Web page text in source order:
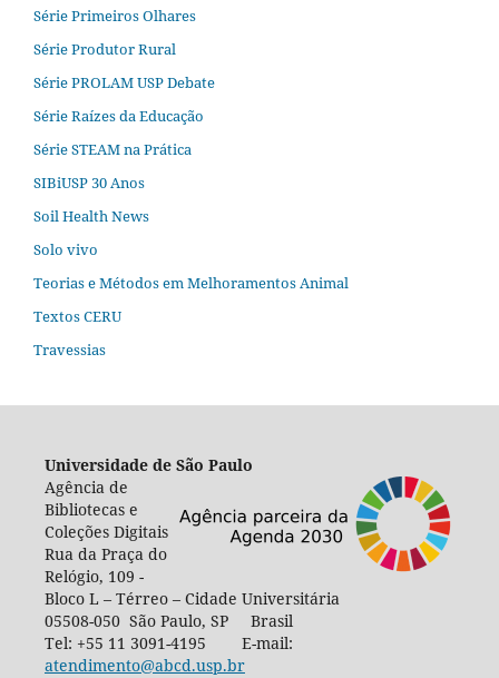
Série Primeiros Olhares
Série Produtor Rural
Série PROLAM USP Debate
Série Raízes da Educação
Série STEAM na Prática
SIBiUSP 30 Anos
Soil Health News
Solo vivo
Teorias e Métodos em Melhoramentos Animal
Textos CERU
Travessias
Universidade de São Paulo
Agência de
Bibliotecas e
Coleções Digitais
Rua da Praça do
Relógio, 109 -
Bloco L – Térreo – Cidade Universitária
05508-050 São Paulo, SP Brasil
Tel: +55 11 3091-4195 E-mail:
atendimento@abcd.usp.br